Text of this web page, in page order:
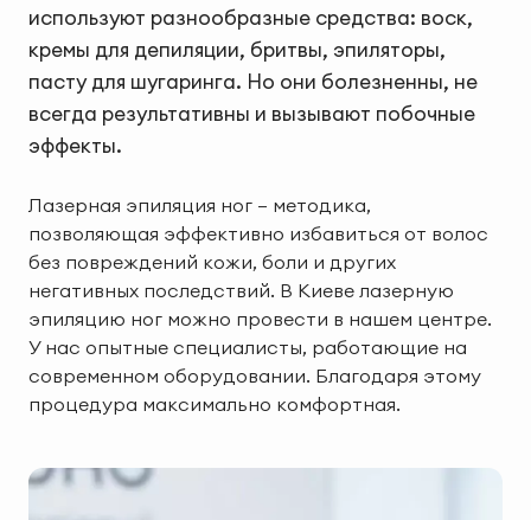
используют разнообразные средства: воск,
кремы для депиляции, бритвы, эпиляторы,
пасту для шугаринга. Но они болезненны, не
всегда результативны и вызывают побочные
эффекты.
Лазерная эпиляция ног — методика,
позволяющая эффективно избавиться от волос
без повреждений кожи, боли и других
негативных последствий. В Киеве лазерную
эпиляцию ног можно провести в нашем центре.
У нас опытные специалисты, работающие на
современном оборудовании. Благодаря этому
процедура максимально комфортная.